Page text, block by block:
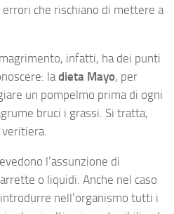
che rischiano di mettere a
infatti, ha dei punti
la dieta Mayo, per
un pompelmo prima di ogni
bruci i grassi. Si tratta,
l’assunzione di
o liquidi. Anche nel caso
nell’organismo tutti i